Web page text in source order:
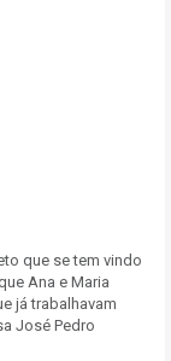
que se tem vindo
Ana e Maria
já trabalhavam
José Pedro